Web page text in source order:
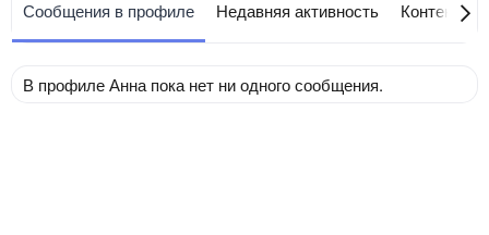
Сообщения в профиле Недавняя активность Контент
В профиле Анна пока нет ни одного сообщения.